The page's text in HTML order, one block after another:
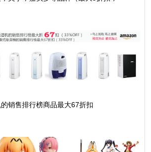
销售排行榜商品最大67折扣